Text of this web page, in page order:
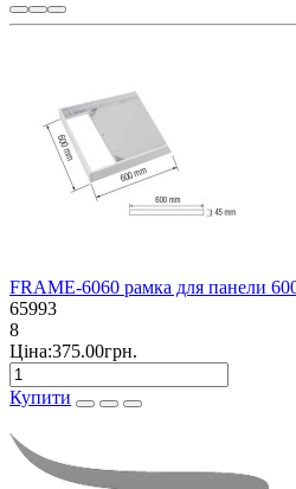
FRAME-6060 рамка для панели
65993
8
Ціна:375.00грн.
Купити